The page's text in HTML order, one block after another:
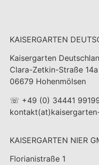
KAISERGARTEN
Kaisergarten
Clara-Zetkin-Straße 14a
06679 Hohenmölsen
☏ +49 (0) 34441
KAISERGARTEN NIER
Florianistraße 1